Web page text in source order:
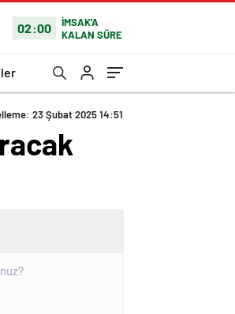
02:00
İMSAK'A
KALAN SÜRE